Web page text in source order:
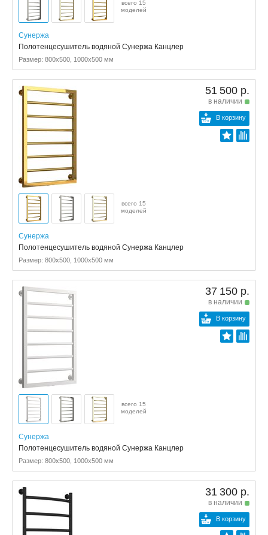
всего 15
моделей
Сунержа
Полотенцесушитель водяной Сунержа Канцлер
Размер: 800x500, 1000x500 мм
51 500 р.
в наличии
В корзину
всего 15
моделей
Сунержа
Полотенцесушитель водяной Сунержа Канцлер
Размер: 800x500, 1000x500 мм
37 150 р.
в наличии
В корзину
всего 15
моделей
Сунержа
Полотенцесушитель водяной Сунержа Канцлер
Размер: 800x500, 1000x500 мм
31 300 р.
в наличии
В корзину